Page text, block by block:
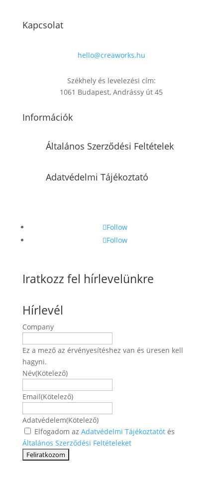
Kapcsolat
hello@creaworks.hu
Székhely és levelezési cím:
1061 Budapest, Andrássy út 45
Információk
Általános Szerződési Feltételek
Adatvédelmi Tájékoztató
Follow
Follow
Iratkozz fel hírlevelünkre
Hírlevél
Company
Ez a mező az érvényesítéshez van és üresen kell
hagyni.
Név(Kötelező)
Email(Kötelező)
Adatvédelem(Kötelező)
Elfogadom az Adatvédelmi Tájékoztatótés
Általános Szerződési Feltételeket